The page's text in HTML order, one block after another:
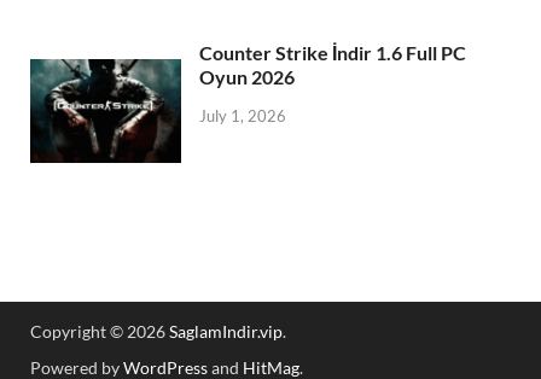
Counter Strike İndir 1.6 Full PC
Oyun 2026
July 1, 2026
Copyright © 2026SaglamIndir.vip.
Powered byWordPressand HitMag.